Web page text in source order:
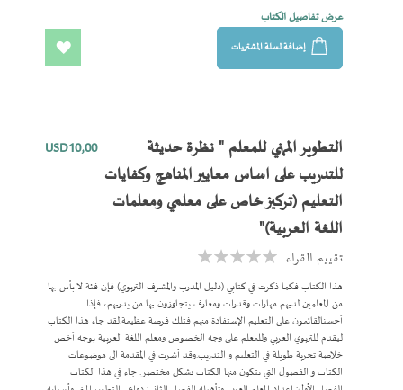
عرض تفاصيل الكتاب
إضافة لسلة المشتريات
التطوير المهني للمعلم " نظرة حديثة
للتدريب على اساس معايير المناهج وكفايات
التعليم (تركيز خاص على معلمي ومعلمات
اللغة العربية)"
USD10٫00
Rating: تقييم القراء
هذا الكتاب فكما ذكرت في كتابي (دليل المدرب والمشرف التربوي) فإن فئة لا بأس بها
من المعلمين لديهم مهارات وقدرات ومعارف يتجاوزون بها من يدربهم، فإذا
أحسنالقائمون على التعليم الإستفادة منهم فتلك فرصة عظيمة.لقد جاء هذا الكتاب
ليقدم للتربوي العربي وللمعلم على وجه الخصوص ومعلم اللغة العربية بوجه أخص
خلاصة تجربة طويلة في التعليم و التدريب.وقد أشرت في المقدمة الى موضوعات
الكتاب و الفصول التي يتكون منها الكتاب بشكل مختصر. جاء في هذا الكتاب